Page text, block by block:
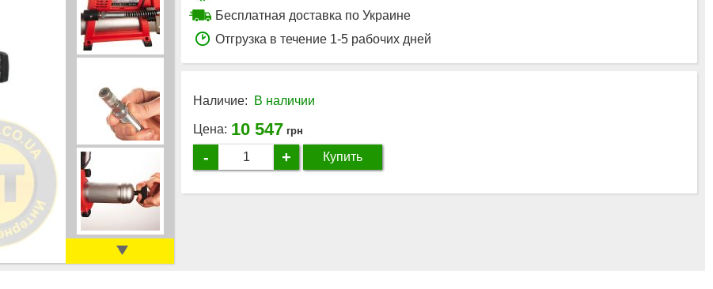
Бесплатная доставка по Украине
Отгрузка в течение 1-5 рабочих дней
Наличие: В наличии
Цена: 10 547 грн
- + Купить